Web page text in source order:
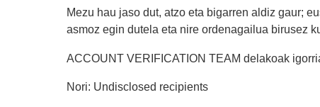
Mezu hau jaso dut, atzo eta bigarren aldiz gaur;
asmoz egin dutela eta nire ordenagailua birusez
ACCOUNT VERIFICATION TEAM delakoak
Nori: Undisclosed recipients